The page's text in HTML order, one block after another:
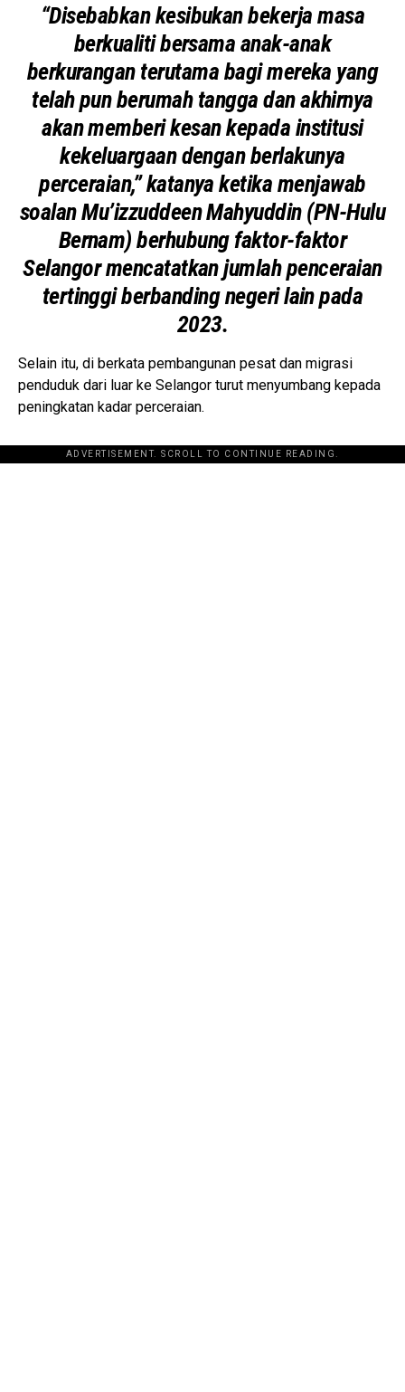
“Disebabkan kesibukan bekerja masa
berkualiti bersama anak-anak
berkurangan terutama bagi mereka yang
telah pun berumah tangga dan akhirnya
akan memberi kesan kepada institusi
kekeluargaan dengan berlakunya
perceraian,” katanya ketika menjawab
soalan Mu’izzuddeen Mahyuddin (PN-Hulu
Bernam) berhubung faktor-faktor
Selangor mencatatkan jumlah penceraian
tertinggi berbanding negeri lain pada
2023.
Selain itu, di berkata pembangunan pesat dan migrasi
penduduk dari luar ke Selangor turut menyumbang kepada
peningkatan kadar perceraian.
ADVERTISEMENT. SCROLL TO CONTINUE READING.